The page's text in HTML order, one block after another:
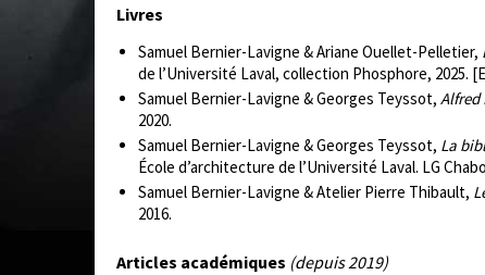
Livres
Samuel Bernier-Lavigne & Ariane Ouellet-Pelletier,
de l’Université Laval, collection Phosphore, 2025.
Samuel Bernier-Lavigne & Georges Teyssot, Alfred
2020.
Samuel Bernier-Lavigne & Georges Teyssot, La
École d’architecture de l’Université Laval. LG
Samuel Bernier-Lavigne & Atelier Pierre Thibault,
2016.
Articles académiques (depuis 2019)